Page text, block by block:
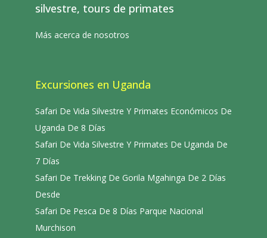
silvestre, tours de primates
Más acerca de nosotros
Excursiones en Uganda
Safari De Vida Silvestre Y Primates Económicos De
Uganda De 8 Días
Safari De Vida Silvestre Y Primates De Uganda De
7 Días
Safari De Trekking De Gorila Mgahinga De 2 Días
Desde
Safari De Pesca De 8 Días Parque Nacional
Murchison